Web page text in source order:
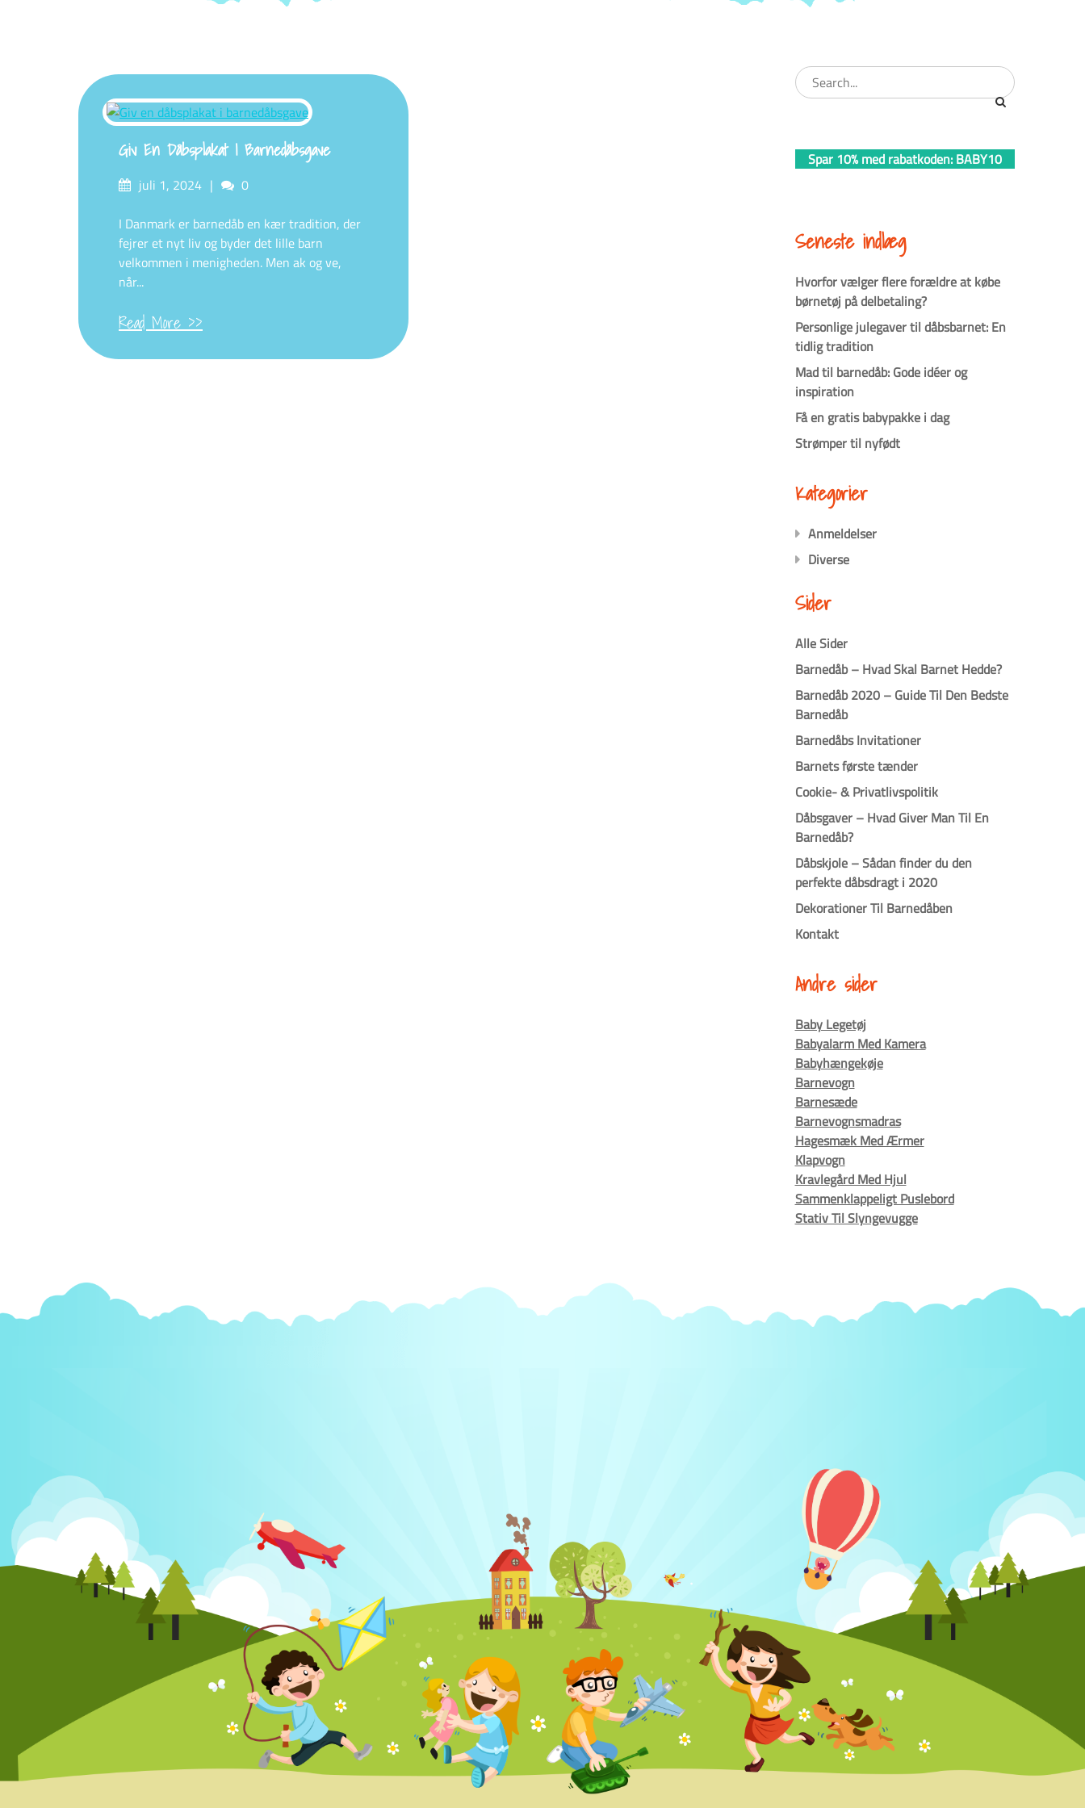
Giv En Dåbsplakat I Barnedåbsgave
Postedjuli 1, 2024 Comments
0
I Danmark er barnedåb en kær tradition, der
fejrer et nyt liv og byder det lille barn
velkommen i menigheden. Men ak og ve,
når...
Read More >>
Spar 10% med rabatkoden: BABY10
Seneste indlæg
Hvorfor vælger flere forældre at købe
børnetøj på delbetaling?
Personlige julegaver til dåbsbarnet: En
tidlig tradition
Mad til barnedåb: Gode idéer og
inspiration
Få en gratis babypakke i dag
Strømper til nyfødt
Kategorier
Anmeldelser
Diverse
Sider
Alle Sider
Barnedåb – Hvad Skal Barnet Hedde?
Barnedåb 2020 – Guide Til Den Bedste
Barnedåb
Barnedåbs Invitationer
Barnets første tænder
Cookie- & Privatlivspolitik
Dåbsgaver – Hvad Giver Man Til En
Barnedåb?
Dåbskjole – Sådan finder du den
perfekte dåbsdragt i 2020
Dekorationer Til Barnedåben
Kontakt
Andre sider
Baby Legetøj
Babyalarm Med Kamera
Babyhængekøje
Barnevogn
Barnesæde
Barnevognsmadras
Hagesmæk Med Ærmer
Klapvogn
Kravlegård Med Hjul
Sammenklappeligt Puslebord
Stativ Til Slyngevugge